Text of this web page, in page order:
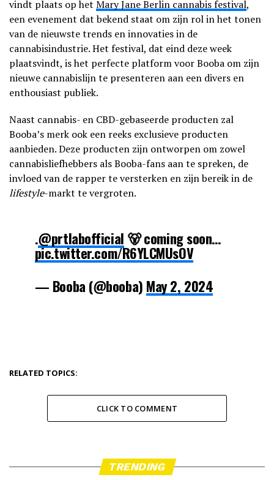
vindt plaats op het Mary Jane Berlin cannabis festival,
een evenement dat bekend staat om zijn rol in het tonen
van de nieuwste trends en innovaties in de
cannabisindustrie. Het festival, dat eind deze week
plaatsvindt, is het perfecte platform voor Booba om zijn
nieuwe cannabislijn te presenteren aan een divers en
enthousiast publiek.
Naast cannabis- en CBD-gebaseerde producten zal
Booba’s merk ook een reeks exclusieve producten
aanbieden. Deze producten zijn ontworpen om zowel
cannabisliefhebbers als Booba-fans aan te spreken, de
invloed van de rapper te versterken en zijn bereik in de
lifestyle-markt te vergroten.
.@prtlabofficial 🐻 coming soon…
pic.twitter.com/R6YLCMUsOV
— Booba (@booba) May 2, 2024
RELATED TOPICS:
CLICK TO COMMENT
TRENDING